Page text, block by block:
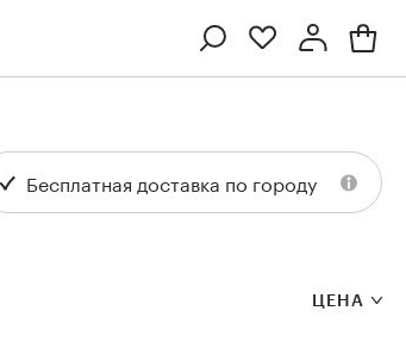
Профиль
Бесплатная доставка по городу
ЦЕНА